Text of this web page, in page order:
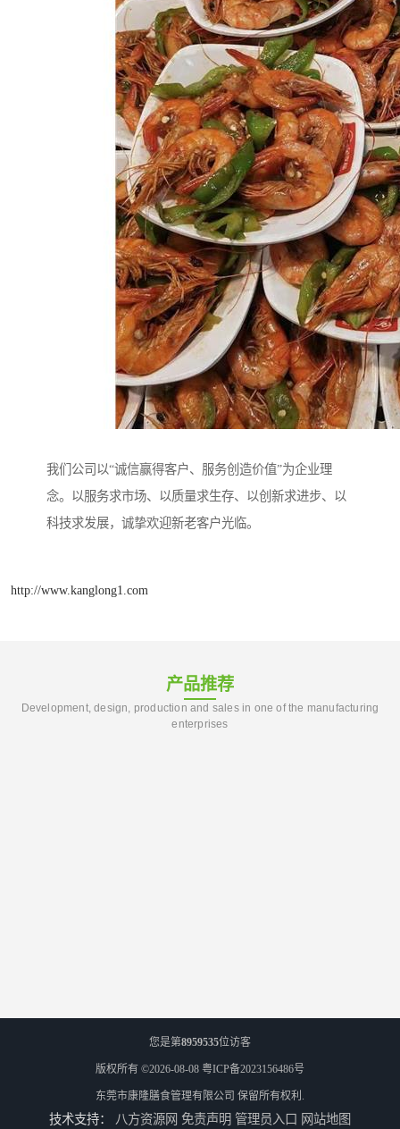
我们公司以“诚信赢得客户、服务创造价值”为企业理
念。以服务求市场、以质量求生存、以创新求进步、以
科技求发展，诚挚欢迎新老客户光临。
http://www.kanglong1.com
产品推荐
Development, design, production and sales in one of the manufacturing
enterprises
您是第8959535位访客
版权所有 ©2026-08-08 粤ICP备2023156486号
东莞市康隆膳食管理有限公司 保留所有权利.
技术支持： 八方资源网 免责声明 管理员入口 网站地图